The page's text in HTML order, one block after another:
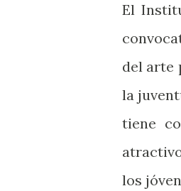
El
del arte
la
tiene
los